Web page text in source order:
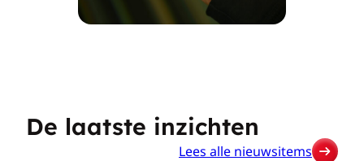
De laatste inzichten
Lees alle nieuwsitems